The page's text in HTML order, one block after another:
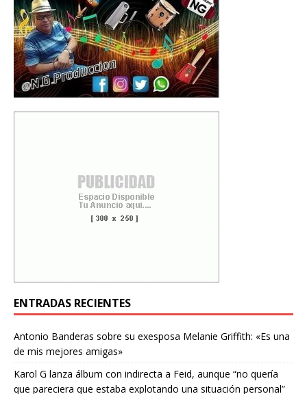
ENTRADAS RECIENTES
Antonio Banderas sobre su exesposa Melanie Griffith: «Es una
de mis mejores amigas»
Karol G lanza álbum con indirecta a Feid, aunque “no quería
que pareciera que estaba explotando una situación personal”